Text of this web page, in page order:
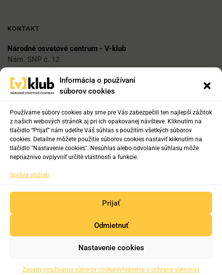
Informácia o používaní
súborov cookies
Používame súbory cookies aby sme pre Vás zabezpečili ten najlepší zážitok
z našich webových stránok aj pri ich opakovanej návšteve. Kliknutím na
tlačidlo “Prijať” nám udelíte Váš súhlas s použitím všetkých súborov
cookies. Detailne môžete použitie súborov cookies nastaviť kliknutím na
tlačidlo "Nastavenie cookies". Nesúhlas alebo odvolanie súhlasu môže
nepriaznivo ovplyvniť určité vlastnosti a funkcie.
Správa služieb
Prijať
Odmietnuť
Nastavenie cookies
Zásady používania súborov cookieVyhlásenie o ochrane súkromia
KONTAKT
Národné osvetové centrum - V-klub
Nám. SNP č. 12
812 34 Bratislava 1
vklub@nocka.sk
Tel:
+421 2 204 71 217
+421 918 817 141
Copyright © 2019-2025. Všetky práva vyhradené.